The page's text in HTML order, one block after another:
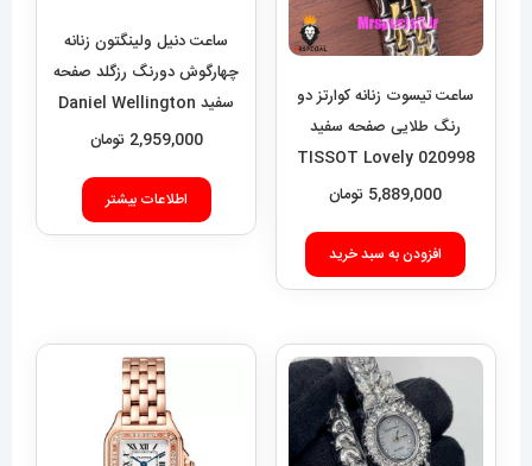
ساعت تیسوت زنانه کوارتز دو
رنگ طلایی صفحه سفید
020998 TISSOT Lovely
5,889,000 تومان
افزودن به سبد خرید
ساعت دنیل ولینگتون زنانه
چهارگوش دورنگ رزگلد صفحه
سفید Daniel Wellington
Quadro 423
2,959,000 تومان
اطلاعات بیشتر